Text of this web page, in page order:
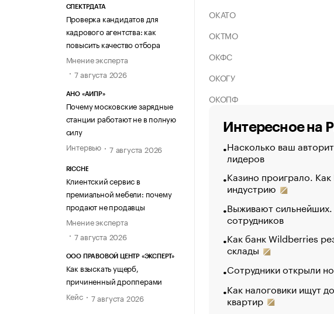
СПЕКТРДАТА
Проверка кандидатов для
кадрового агентства: как
повысить качество отбора
Мнение эксперта
7 августа 2026
АНО «АИПР»
Почему московские зарядные
станции работают не в полную
силу
Интервью
7 августа 2026
RICCHE
Клиентский сервис в
премиальной мебели: почему
продают не продавцы
Мнение эксперта
7 августа 2026
ООО ПРАВОВОЙ ЦЕНТР «ЭКСПЕРТ»
Как взыскать ущерб,
причиненный дропперами
Кейс
7 августа 2026
ОКАТО
ОКТМО
ОКФС
ОКОГУ
ОКОПФ
Интересное на
Насколько ваш
лидеров
Казино проиграло.
индустрию
Выживают
сотрудников
Как банк Wildberries
склады
Сотрудники открыли
Как налоговики ищут
квартир